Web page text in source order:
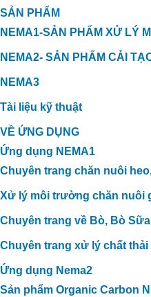
TRONG XỬ LÝ
VỊT TẠI
SẢN PHẨM
NEMA1-SẢN PHẨM XỬ LÝ
NEMA2- SẢN PHẨM CẢI
NEMA3
Tài liệu kỹ thuật
VỀ ỨNG DỤNG
Ứng dụng NEMA1
Chuyên trang chăn nuôi
Xử lý môi trường chăn nuôi
Chuyên trang về Bò, Bò Sữa
Chuyên trang xử lý chất thải
Ứng dụng Nema2
Sản phẩm Organic Carbon